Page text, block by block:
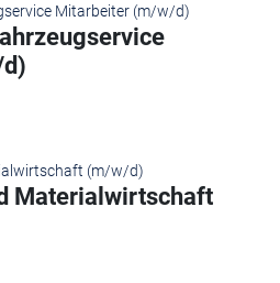
Materialwirtschaft